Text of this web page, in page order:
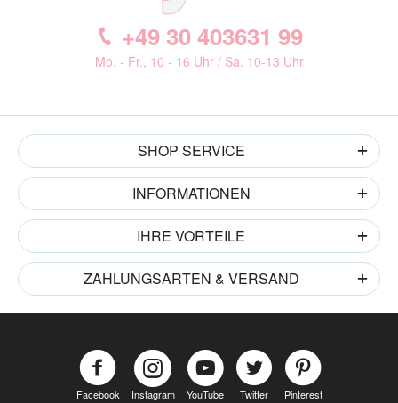
+49 30 403631 99
Mo. - Fr., 10 - 16 Uhr / Sa. 10-13 Uhr
SHOP SERVICE
INFORMATIONEN
IHRE VORTEILE
ZAHLUNGSARTEN & VERSAND
Facebook Instagram YouTube Twitter Pinterest